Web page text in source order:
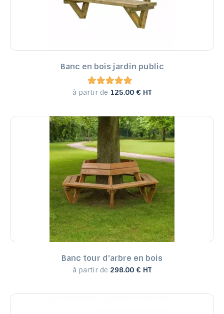
Reference, A to Z
Reference, Z to A
Banc en bois jardin public
à partir de 125.00 € HT
Banc tour d'arbre en bois
à partir de 298.00 € HT